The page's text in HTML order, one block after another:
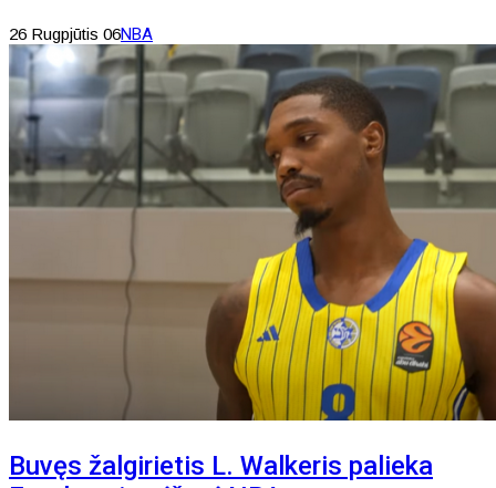
26 Rugpjūtis 06NBA
Buvęs žalgirietis L. Walkeris palieka